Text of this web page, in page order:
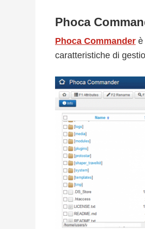
Phoca
Phoca Commander è
caratteristiche di